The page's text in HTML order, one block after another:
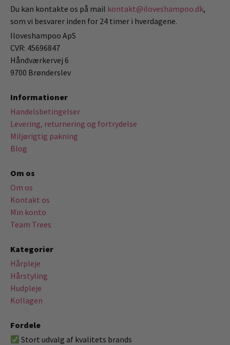
Du kan kontakte os på mail kontakt@iloveshampoo.dk,
som vi besvarer inden for 24 timer i hverdagene.
Iloveshampoo ApS
CVR: 45696847
Håndværkervej 6
9700 Brønderslev
Informationer
Handelsbetingelser
Levering, returnering og fortrydelse
Miljørigtig pakning
Blog
Om os
Om os
Kontakt os
Min konto
Team Trees
Kategorier
Hårpleje
Hårstyling
Hudpleje
Kollagen
Fordele
Stort udvalg af kvalitets brands